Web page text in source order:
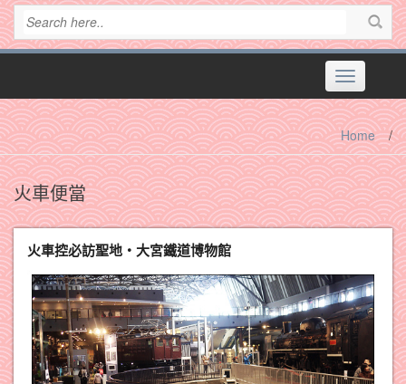
Toggle
navigation
Home /
火車便當
火車控必訪聖地‧大宮鐵道博物館